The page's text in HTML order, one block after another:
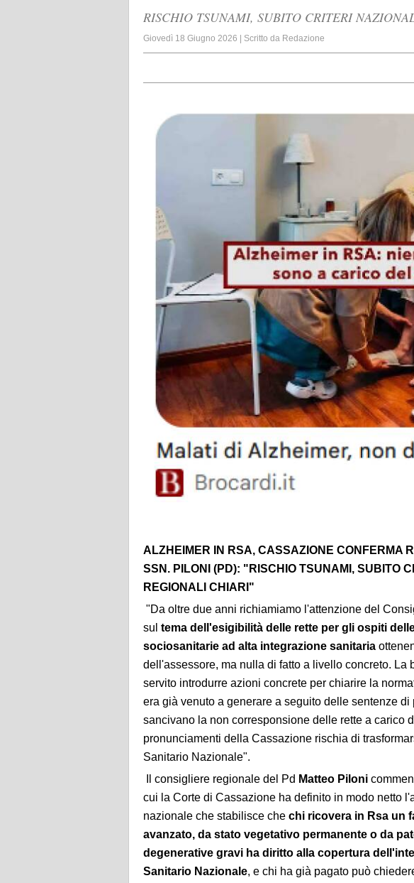
RISCHIO TSUNAMI, SUBITO CRITERI
Giovedì 18 Giugno 2026 | Scritto da Redazione
ALZHEIMER IN RSA, CASSAZIONE CONFERMA
SSN. PILONI (PD): "RISCHIO TSUNAMI, SUBITO
REGIONALI CHIARI"
"Da oltre due anni richiamiamo l'attenzione del
sul tema dell'esigibilità delle rette per gli ospiti
sociosanitarie ad alta integrazione sanitaria
dell'assessore, ma nulla di fatto a livello concreto. La
servito introdurre azioni concrete per chiarire la
era già venuto a generare a seguito delle sentenze
sancivano la non corresponsione delle rette a carico
pronunciamenti della Cassazione rischia di
Sanitario Nazionale".
Il consigliere regionale del Pd Matteo Piloni
cui la Corte di Cassazione ha definito in modo netto
nazionale che stabilisce che chi ricovera in Rsa un
avanzato, da stato vegetativo permanente o da
degenerative gravi ha diritto alla copertura
Sanitario Nazionale, e chi ha già pagato può